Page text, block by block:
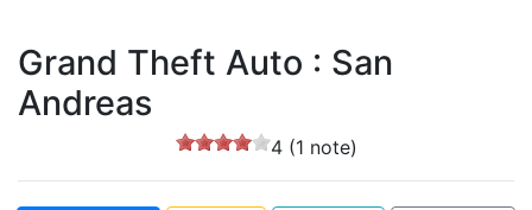
Grand Theft Auto : San
Andreas
4 (1 note)